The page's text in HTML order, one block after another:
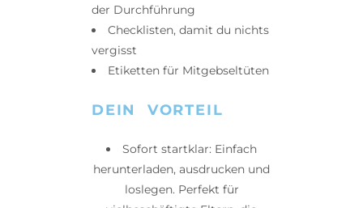
der Durchführung
Checklisten, damit du nichts
vergisst
Etiketten für Mitgebseltüten
DEIN VORTEIL
Sofort startklar: Einfach
herunterladen, ausdrucken und
loslegen. Perfekt für